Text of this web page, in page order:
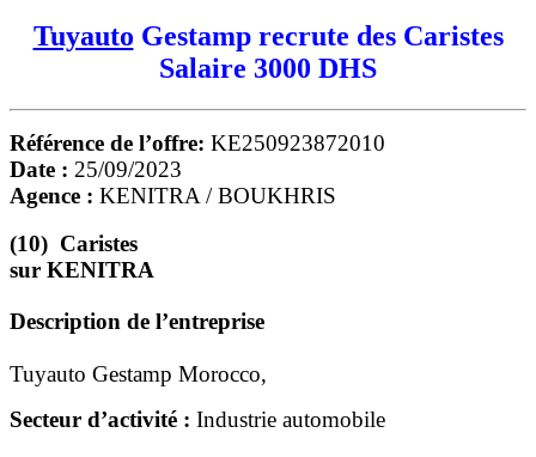
Tuyauto Gestamp recrute des Caristes
Salaire 3000 DHS
Référence de l’offre: KE250923872010
Date : 25/09/2023
Agence : KENITRA / BOUKHRIS
(10) Caristes
sur KENITRA
Description de l’entreprise
Tuyauto Gestamp Morocco,
Secteur d’activité : Industrie automobile